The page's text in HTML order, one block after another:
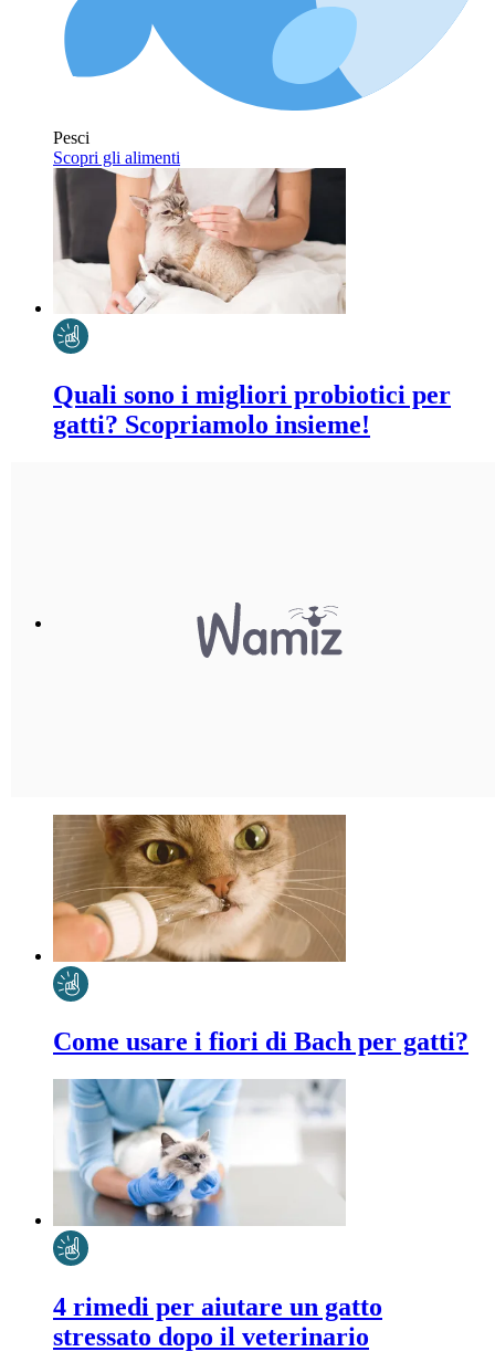
Pesci
Scopri gli alimenti
Quali sono i migliori probiotici per
gatti? Scopriamolo insieme!
Come usare i fiori di Bach per gatti?
4 rimedi per aiutare un gatto
stressato dopo il veterinario